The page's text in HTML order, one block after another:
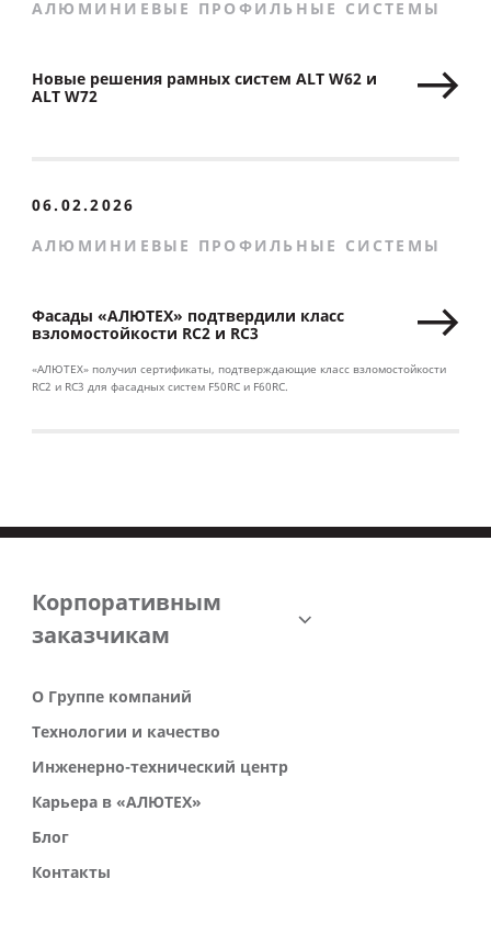
АЛЮМИНИЕВЫЕ ПРОФИЛЬНЫЕ СИСТЕМЫ
Новые решения рамных систем ALT W62 и
ALT W72
06.02.2026
АЛЮМИНИЕВЫЕ ПРОФИЛЬНЫЕ СИСТЕМЫ
Фасады «АЛЮТЕХ» подтвердили класс
взломостойкости RC2 и RC3
«АЛЮТЕХ» получил сертификаты, подтверждающие класс взломостойкости
RC2 и RC3 для фасадных систем F50RC и F60RC.
Корпоративным
заказчикам
О Группе компаний
Технологии и качество
Инженерно-технический центр
Карьера в «АЛЮТЕХ»
Блог
Контакты